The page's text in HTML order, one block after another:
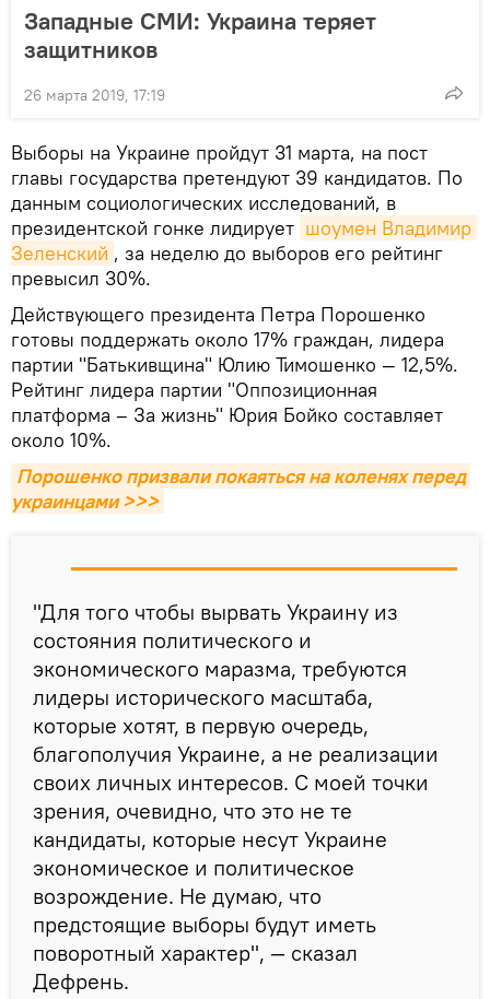
Западные СМИ: Украина теряет
защитников
26 марта 2019, 17:19
Выборы на Украине пройдут 31 марта, на пост
главы государства претендуют 39 кандидатов. По
данным социологических исследований, в
президентской гонке лидирует шоумен Владимир
Зеленский , за неделю до выборов его рейтинг
превысил 30%.
Действующего президента Петра Порошенко
готовы поддержать около 17% граждан, лидера
партии "Батькивщина" Юлию Тимошенко — 12,5%.
Рейтинг лидера партии "Оппозиционная
платформа – За жизнь" Юрия Бойко составляет
около 10%.
Порошенко призвали покаяться на коленях перед
украинцами >>>
"Для того чтобы вырвать Украину из
состояния политического и
экономического маразма, требуются
лидеры исторического масштаба,
которые хотят, в первую очередь,
благополучия Украине, а не реализации
своих личных интересов. С моей точки
зрения, очевидно, что это не те
кандидаты, которые несут Украине
экономическое и политическое
возрождение. Не думаю, что
предстоящие выборы будут иметь
поворотный характер", — сказал
Дефрень.